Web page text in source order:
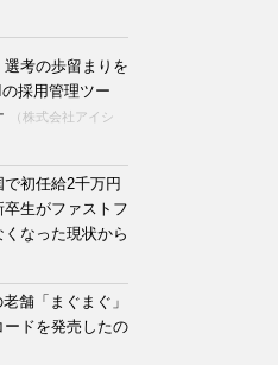
考の歩留まりを
採用管理ツー
（株式会社アイシ
初任給2千万円
生がファストフ
なった現状から
舗「まぐまぐ」
ドを発売したの